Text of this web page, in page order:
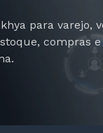
para varejo,
compras